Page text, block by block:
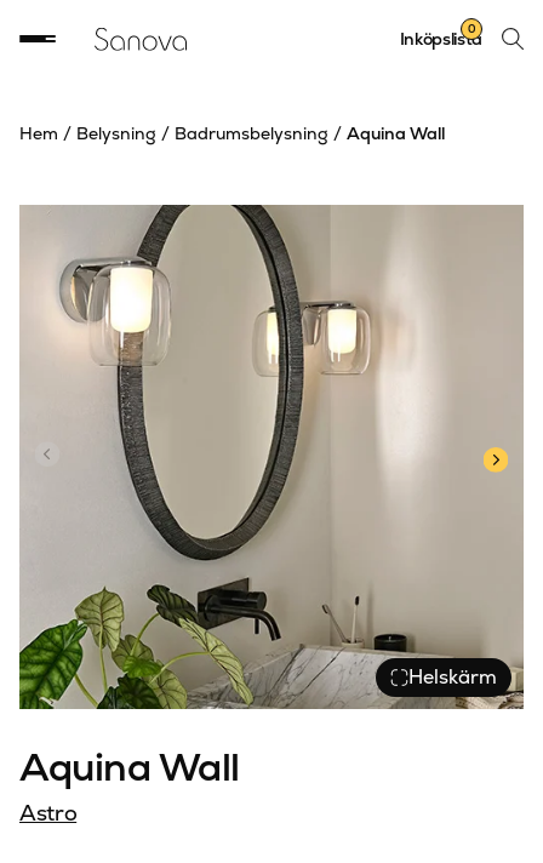
Sök
Inköpslista
0
Hem / Belysning / Badrumsbelysning / Aquina Wall
Helskärm
Aquina Wall
Astro